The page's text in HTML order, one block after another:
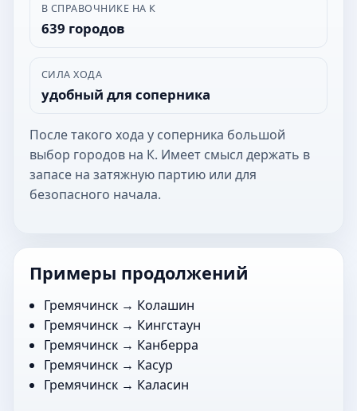
В СПРАВОЧНИКЕ НА К
639 городов
СИЛА ХОДА
удобный для соперника
После такого хода у соперника большой
выбор городов на К. Имеет смысл держать в
запасе на затяжную партию или для
безопасного начала.
Примеры продолжений
Гремячинск → Колашин
Гремячинск → Кингстаун
Гремячинск → Канберра
Гремячинск → Касур
Гремячинск → Каласин